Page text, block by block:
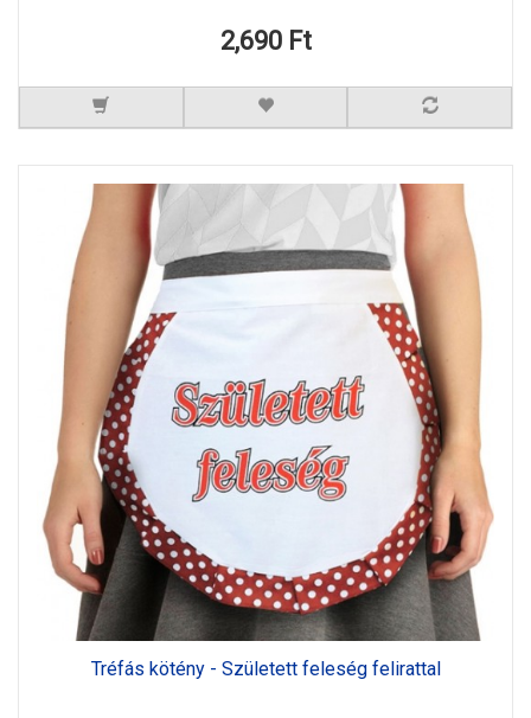
2,690 Ft
Tréfás kötény - Született feleség felirattal